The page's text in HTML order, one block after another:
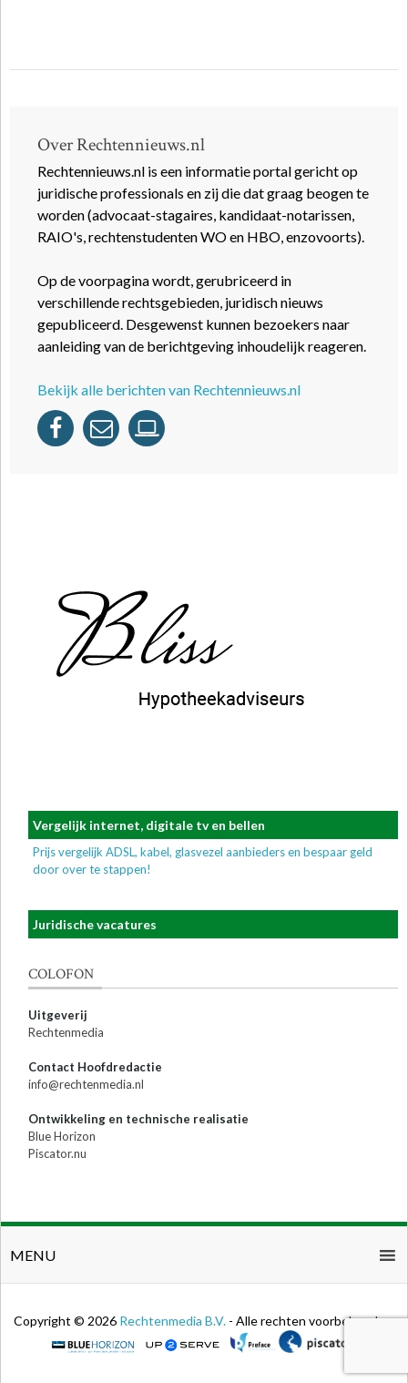
Over Rechtennieuws.nl
Rechtennieuws.nl is een informatie portal gericht op
juridische professionals en zij die dat graag beogen te
worden (advocaat-stagaires, kandidaat-notarissen,
RAIO's, rechtenstudenten WO en HBO, enzovoorts).
Op de voorpagina wordt, gerubriceerd in
verschillende rechtsgebieden, juridisch nieuws
gepubliceerd. Desgewenst kunnen bezoekers naar
aanleiding van de berichtgeving inhoudelijk reageren.
Bekijk alle berichten van Rechtennieuws.nl
Vergelijk internet, digitale tv en bellen
Prijs vergelijk ADSL, kabel, glasvezel aanbieders en bespaar geld
door over te stappen!
Juridische vacatures
COLOFON
Uitgeverij
Rechtenmedia
Contact Hoofdredactie
info@rechtenmedia.nl
Ontwikkeling en technische realisatie
Blue Horizon
Piscator.nu
MENU
Copyright © 2026 Rechtenmedia B.V. - Alle rechten voorbehouden.